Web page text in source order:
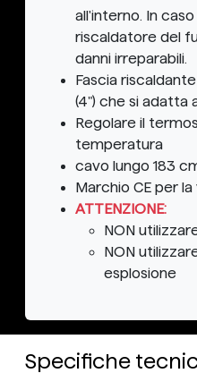
all'interno. In
riscaldatore del
danni irreparabili.
Fascia
(4") che si adatta
Regolare il
temperatura
cavo lungo 183
Marchio CE per
ATTENZIONE:
NON
NON
esplosione
Specifiche